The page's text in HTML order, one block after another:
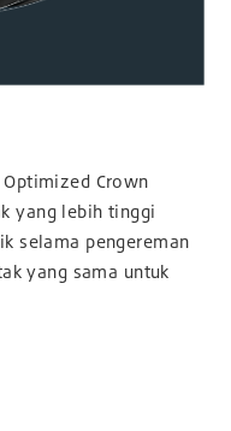
Crown
yang lebih tinggi
selama pengereman
yang sama untuk